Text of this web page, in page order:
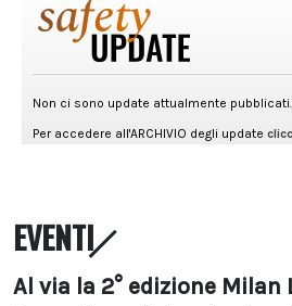
EVENTI
Al via la 2° edizione Milan